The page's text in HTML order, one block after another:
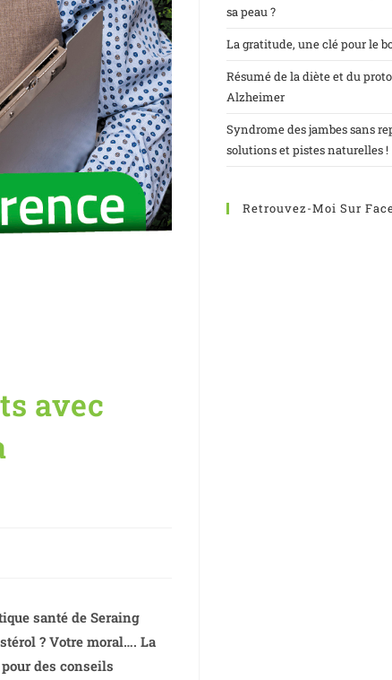
avec
santé de Seraing
? Votre moral…. La
des conseils
sa peau ?
La gratitude, une clé pour le
Résumé de la diète et du
Alzheimer
Syndrome des jambes sans
solutions et pistes naturelles !
Retrouvez-Moi Sur